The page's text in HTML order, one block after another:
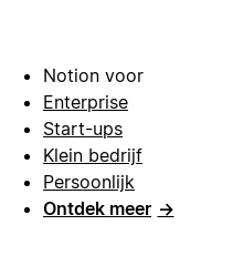
Notion voor
Enterprise
Start-ups
Klein bedrijf
Persoonlijk
Ontdek meer →